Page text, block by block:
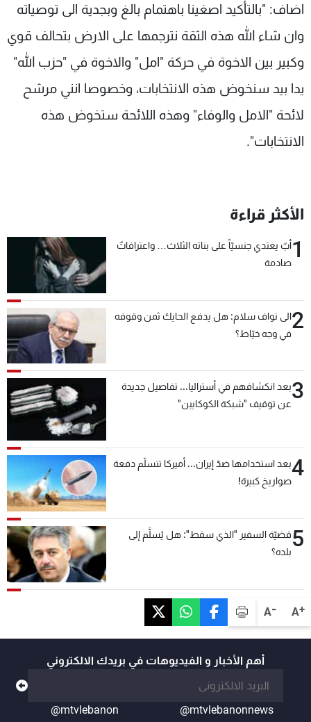
A+
A-
اضاف: "بالتأكيد اصغينا باهتمام بالغ وبجدية الى توصياته
وان شاء الله هذه الثقة نترجمها على الارض بتحالف قوي
وكبير بين الاخوة في حركة "امل" والاخوة في "حزب الله"
يدا بيد سنخوض هذه الانتخابات، وخصوصا انني مرشح
لائحة "الامل والوفاء" وهذه اللائحة ستخوض هذه
الانتخابات".
الأكثر قراءة
1أبٌ يعتدي جنسيّاً على بناته الثلاث… واعترافاتٌ
صادمة
2الى نواف سلام: هل يدفع الحايك ثمن وقوفه
في وجه خيّاط؟
3بعد انكشافهم في أستراليا... تفاصيل جديدة
عن توقيف "شبكة الكوكايين"
4بعد استخدامها ضدّ إيران... أميركا تتسلّم دفعة
صواريخ كبيرة!
5قضيّة السفير "الذي سقط": هل يُسلَّم إلى
بلده؟
أهم الأخبار و الفيديوهات في بريدك الالكتروني
@mtvlebanonnews
@mtvlebanon